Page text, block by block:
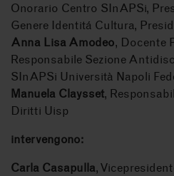
Onorario Centro SInAPSi,
Genere Identitá Cultura,
Anna Lisa Amodeo, Docente
Responsabile Sezione
SInAPSi Università Napoli
Manuela Claysset,
Diritti Uisp
intervengono:
Carla Casapulla,